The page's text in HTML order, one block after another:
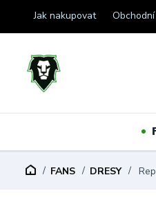
Jak nakupovat
FANS DRESY